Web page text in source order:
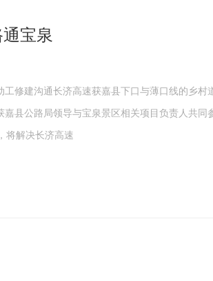
宝泉
修建沟通长济高速获嘉县下口与薄口线的乡
县公路局领导与宝泉景区相关项目负责人共
将解决长济高速